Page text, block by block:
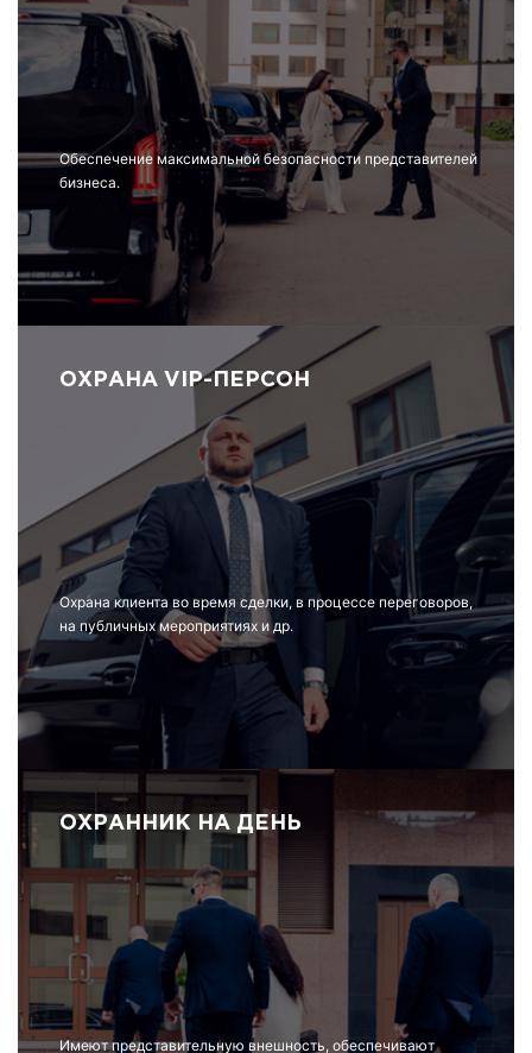
Обеспечение максимальной безопасности представителей
бизнеса.
ОХРАНА VIP-ПЕРСОН
Охрана клиента во время сделки, в процессе переговоров,
на публичных мероприятиях и др.
ОХРАННИК НА ДЕНЬ
Имеют представительную внешность, обеспечивают